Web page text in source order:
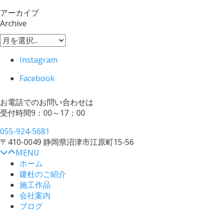
アーカイブ
Archive
Instagram
Facebook
お電話でのお問い合わせは
受付時間9：00～17：00
055-924-5681
〒410-0049 静岡県沼津市江原町15-56
MENU
ホーム
建杜のご紹介
施工作品
会社案内
ブログ